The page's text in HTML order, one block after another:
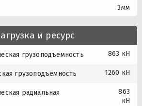
3мм
и ресурс
грузоподъемность 863 кН
грузоподъемность 1260 кН
радиальная
863
кН